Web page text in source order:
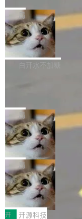
质的最低采样率）的音
SS 圆角虚线样式中可
的图像元素不在同一个
联 加...
最强的若干项。对于尚
通过拉取过去一年内（
至今）的所有 commit
经过人工复核，准确度
社区爱好者提供了高效
维护工作一直与我的日
和休闲娱乐竞争时间。
ebastian Pipping 写在
他宣布了一个新消息
他可以全职维护
库之一。你的操作系统
施软件，很可能都在用
的人一直在用业余...
局
Firefox 153.0.3 发布
Firefox 153.0.3 现已
下： New Smart
i> <li>现在，助手可以直接使用 Exa 的网络搜索
结果回答问题，而无需
（<a href="https://
bug.cgi?id=204...
白开水不加糖
的 npm 包。项目的核
ent 计算。真正适合的
工程师在这件事上没
orkers 跑了十年
nce 的话说：「我们一
码，而 AI Agent 不需
late。」 容器为什么不
和销毁都太重了。一个
只需要几毫秒的 CPU
局
OpenAI 公开邮件和
诉讼，称“Apple is
g”
上个月，苹果一纸诉
控其挖角苹果前员工
状把 OpenAI 描述成一
人、套取机密信息的对
函，也没选择庭外沉默
文，标题只有六个字
局
HUAWEI MatePad
ddy鸿蒙PC版，说话
搭子
全能AI工作台
I MatePad Edge应用
开 开源科技